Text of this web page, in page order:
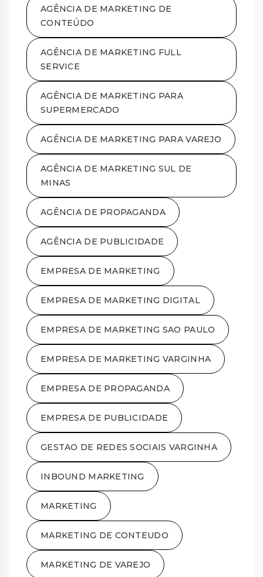
AGÊNCIA DE MARKETING DE
CONTEÚDO
AGÊNCIA DE MARKETING FULL
SERVICE
AGÊNCIA DE MARKETING PARA
SUPERMERCADO
AGÊNCIA DE MARKETING PARA VAREJO
AGÊNCIA DE MARKETING SUL DE
MINAS
AGÊNCIA DE PROPAGANDA
AGÊNCIA DE PUBLICIDADE
EMPRESA DE MARKETING
EMPRESA DE MARKETING DIGITAL
EMPRESA DE MARKETING SAO PAULO
EMPRESA DE MARKETING VARGINHA
EMPRESA DE PROPAGANDA
EMPRESA DE PUBLICIDADE
GESTAO DE REDES SOCIAIS VARGINHA
INBOUND MARKETING
MARKETING
MARKETING DE CONTEUDO
MARKETING DE VAREJO